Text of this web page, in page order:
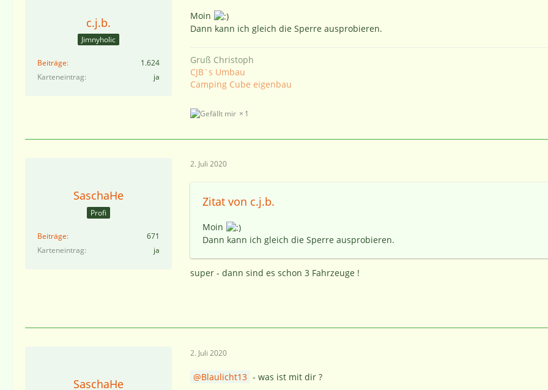
c.j.b.
Jimnyholic
Beiträge
1.624
Karteneintrag
ja
Moin
Dann kann ich gleich die Sperre ausprobieren.
Gruß Christoph
CJB`s Umbau
Camping Cube eigenbau
1
SaschaHe
Profi
Beiträge
671
Karteneintrag
ja
2. Juli 2020
Zitat von c.j.b.
Moin
Dann kann ich gleich die Sperre ausprobieren.
super - dann sind es schon 3 Fahrzeuge !
SaschaHe
2. Juli 2020
Blaulicht13 - was ist mit dir ?